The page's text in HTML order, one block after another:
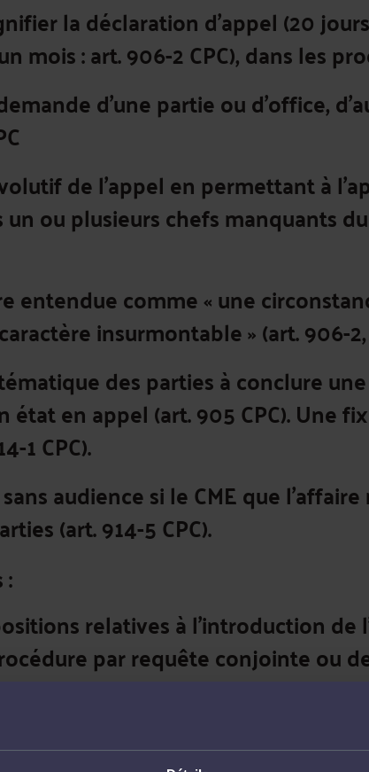
la déclaration d'appel (20 jours
mois : art. 906-2 CPC), dans les
d'une partie ou d'office,
de l'appel en permettant à
ou plusieurs chefs manquants
entendue comme « une
insurmontable » (art. 906-2,
des parties à conclure
en appel (art. 905 CPC). Une
1 CPC).
audience si le CME que
(art. 914-5 CPC).
:
relatives àl’introduction de
par requête conjointe ou
de la